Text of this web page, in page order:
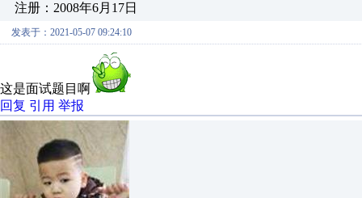
注册：2008年6月17日
发表于：2021-05-07 09:24:10
这是面试题目啊
回复 引用 举报